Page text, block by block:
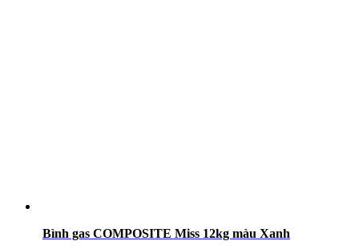
Bình gas COMPOSITE Miss 12kg màu Xanh